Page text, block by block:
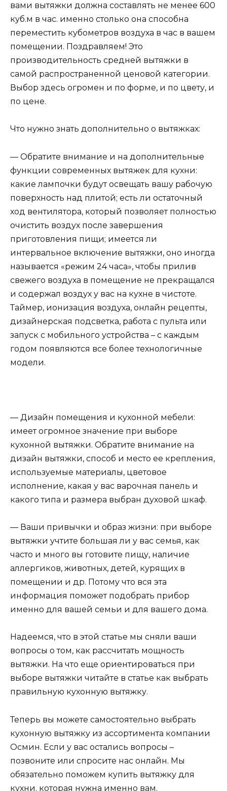
вами вытяжки должна составлять не менее 600
куб.м в час. именно столько она способна
переместить кубометров воздуха в час в вашем
помещении. Поздравляем! Это
производительность средней вытяжки в
самой распространенной ценовой категории.
Выбор здесь огромен и по форме, и по цвету, и
по цене.
Что нужно знать дополнительно о вытяжках:
— Обратите внимание и на дополнительные
функции современных вытяжек для кухни:
какие лампочки будут освещать вашу рабочую
поверхность над плитой; есть ли остаточный
ход вентилятора, который позволяет полностью
очистить воздух после завершения
приготовления пищи; имеется ли
интервальное включение вытяжки, оно иногда
называется «режим 24 часа», чтобы прилив
свежего воздуха в помещение не прекращался
и содержал воздух у вас на кухне в чистоте.
Таймер, ионизация воздуха, онлайн рецепты,
дизайнерская подсветка, работа с пульта или
запуск с мобильного устройства – с каждым
годом появляются все более технологичные
модели.
— Дизайн помещения и кухонной мебели:
имеет огромное значение при выборе
кухонной вытяжки. Обратите внимание на
дизайн вытяжки, способ и место ее крепления,
используемые материалы, цветовое
исполнение, какая у вас варочная панель и
какого типа и размера выбран духовой шкаф.
— Ваши привычки и образ жизни: при выборе
вытяжки учтите большая ли у вас семья, как
часто и много вы готовите пищу, наличие
аллергиков, животных, детей, курящих в
помещении и др. Потому что вся эта
информация поможет подобрать прибор
именно для вашей семьи и для вашего дома.
Надеемся, что в этой статье мы сняли ваши
вопросы о том, как рассчитать мощность
вытяжки. На что еще ориентироваться при
выборе вытяжки читайте в статье как выбрать
правильную кухонную вытяжку.
Теперь вы можете самостоятельно выбрать
кухонную вытяжку из ассортимента компании
Осмин. Если у вас остались вопросы –
позвоните или спросите нас онлайн. Мы
обязательно поможем купить вытяжку для
кухни. которая нужна именно вам.